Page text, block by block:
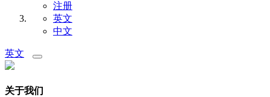
注册
英文
中文
英文
关于我们